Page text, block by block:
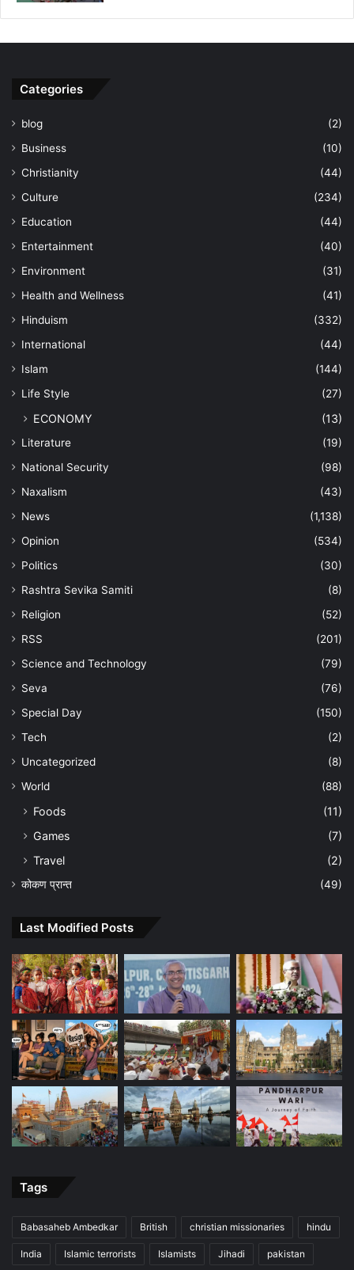
Categories
blog
(2)
Business
(10)
Christianity
(44)
Culture
(234)
Education
(44)
Entertainment
(40)
Environment
(31)
Health and Wellness
(41)
Hinduism
(332)
International
(44)
Islam
(144)
Life Style
(27)
ECONOMY (13)
Literature
(19)
National Security
(98)
Naxalism
(43)
News
(1,138)
Opinion
(534)
Politics
(30)
Rashtra Sevika Samiti
(8)
Religion
(52)
RSS
(201)
Science and Technology
(79)
Seva
(76)
Special Day
(150)
Tech
(2)
Uncategorized
(8)
World
(88)
Foods
(11)
Games
(7)
Travel
(2)
कोकण प्रान्त (49)
Last Modified Posts
Tags
Babasaheb Ambedkar British christian missionaries hindu
India Islamic terrorists Islamists Jihadi pakistan